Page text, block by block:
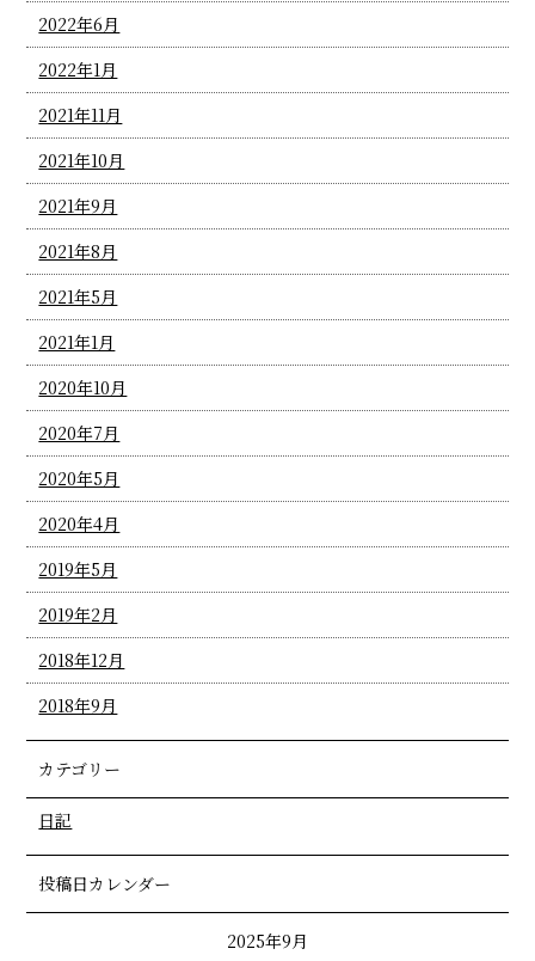
2022年6月
2022年1月
2021年11月
2021年10月
2021年9月
2021年8月
2021年5月
2021年1月
2020年10月
2020年7月
2020年5月
2020年4月
2019年5月
2019年2月
2018年12月
2018年9月
カテゴリー
日記
投稿日カレンダー
2025年9月